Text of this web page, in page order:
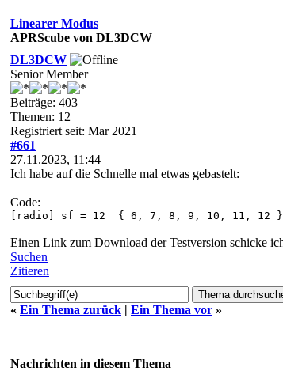
Linearer Modus
APRScube von DL3DCW
DL3DCW
Senior Member
Beiträge: 403
Themen: 12
Registriert seit: Mar 2021
#661
27.11.2023, 11:44
Ich habe auf die Schnelle mal etwas gebastelt:
Code:
[radio] sf = 12 { 6, 7, 8, 9, 10, 11, 12
Einen Link zum Download der Testversion schicke
Suchen
Zitieren
« Ein Thema zurück | Ein Thema vor »
Nachrichten in diesem Thema